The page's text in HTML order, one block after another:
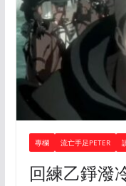
專欄 流亡手足PETER
回練乙錚潑